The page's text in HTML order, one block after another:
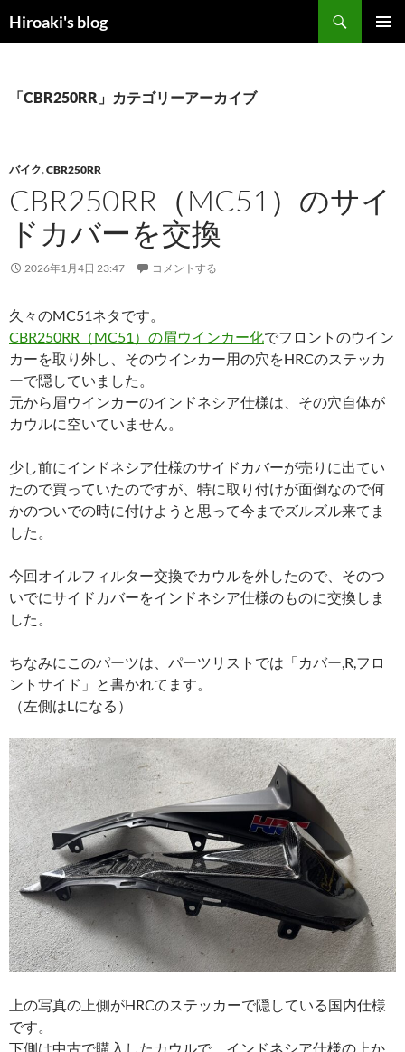
ン
プ
Hiroaki's blog
索
「CBR250RR」カテゴリーアーカイブ
バイク,CBR250RR
CBR250RR（MC51）のサイ
ドカバーを交換
2026年1月4日 23:47 コメントする
久々のMC51ネタです。
CBR250RR（MC51）の眉ウインカー化でフロントのウイン
カーを取り外し、そのウインカー用の穴をHRCのステッカ
ーで隠していました。
元から眉ウインカーのインドネシア仕様は、その穴自体が
カウルに空いていません。
少し前にインドネシア仕様のサイドカバーが売りに出てい
たので買っていたのですが、特に取り付けが面倒なので何
かのついでの時に付けようと思って今までズルズル来てま
した。
今回オイルフィルター交換でカウルを外したので、そのつ
いでにサイドカバーをインドネシア仕様のものに交換しま
した。
ちなみにこのパーツは、パーツリストでは「カバー,R,フロ
ントサイド」と書かれてます。
（左側はLになる）
上の写真の上側がHRCのステッカーで隠している国内仕様
です。
下側は中古で購入したカウルで、インドネシア仕様の上か